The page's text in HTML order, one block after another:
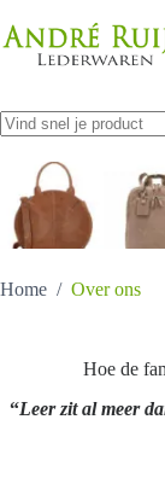
naar
de
resultaten
Home / Over ons
Hoe de
“Leer zit al meer